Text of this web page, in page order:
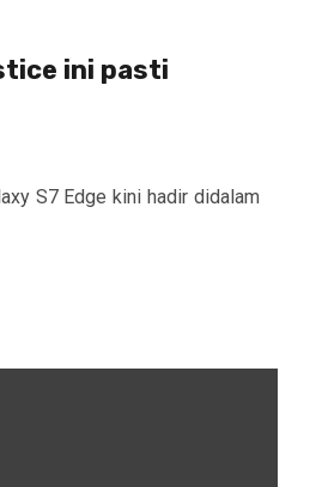
ini pasti
S7 Edge kini hadir didalam